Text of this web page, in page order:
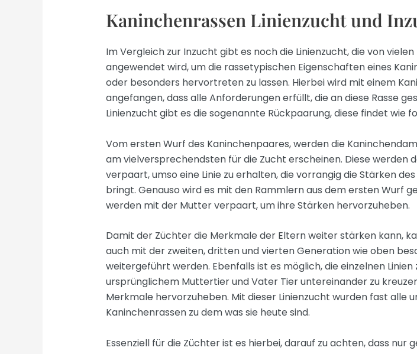
Kaninchenrassen Linienzucht und
Im Vergleich zur Inzucht gibt es noch die Linienzucht, die von
angewendet wird, um die rassetypischen Eigenschaften eines
oder besonders hervortreten zu lassen. Hierbei wird mit einem
angefangen, dass alle Anforderungen erfüllt, die an diese Rasse
Linienzucht gibt es die sogenannte Rückpaarung, diese findet wie
Vom ersten Wurf des Kaninchenpaares, werden die
am vielversprechendsten für die Zucht erscheinen. Diese werden
verpaart, umso eine Linie zu erhalten, die vorrangig die Stärken
bringt. Genauso wird es mit den Rammlern aus dem ersten Wurf
werden mit der Mutter verpaart, um ihre Stärken hervorzuheben.
Damit der Züchter die Merkmale der Eltern weiter stärken kann,
auch mit der zweiten, dritten und vierten Generation wie oben
weitergeführt werden. Ebenfalls ist es möglich, die einzelnen Linien
ursprünglichem Muttertier und Vater Tier untereinander zu
Merkmale hervorzuheben. Mit dieser Linienzucht wurden fast alle
Kaninchenrassen zu dem was sie heute sind.
Essenziell für die Züchter ist es hierbei, darauf zu achten, dass nur